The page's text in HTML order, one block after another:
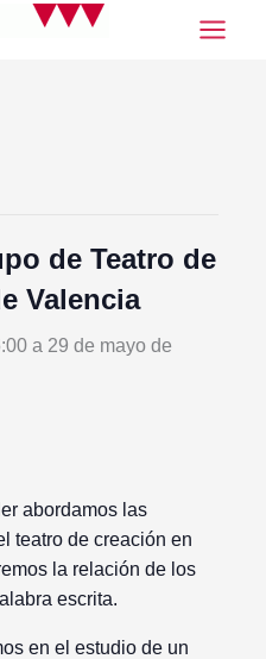
de Teatro de
Valencia
a 29 de mayo de
abordamos las
teatro de creación en
la relación de los
escrita.
en el estudio de un